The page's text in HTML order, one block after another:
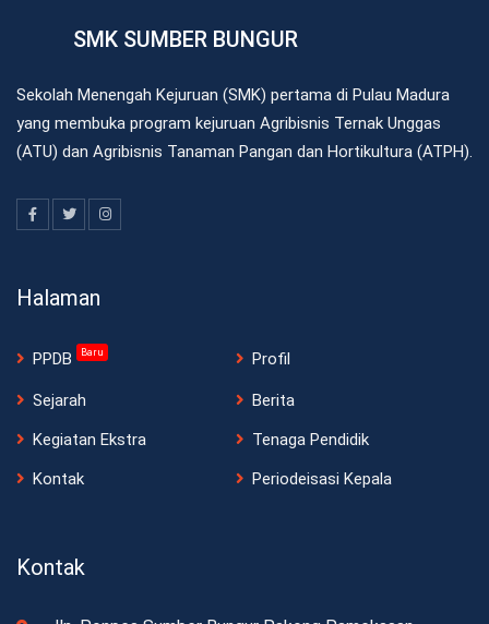
SMK SUMBER BUNGUR
Sekolah Menengah Kejuruan (SMK) pertama di Pulau Madura
yang membuka program kejuruan Agribisnis Ternak Unggas
(ATU) dan Agribisnis Tanaman Pangan dan Hortikultura (ATPH).
Halaman
PPDB Baru Profil
Sejarah
Berita
Kegiatan Ekstra
Tenaga Pendidik
Kontak
Periodeisasi Kepala
Kontak